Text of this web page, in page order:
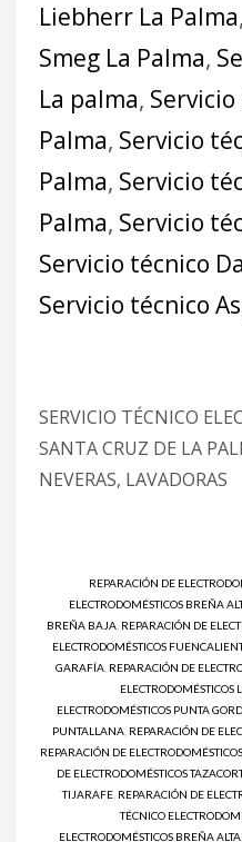
Liebherr La Palma,
Smeg La Palma,
La palma,
Palma, Servicio
Palma, Servicio
Palma, Servicio
Servicio técnico
Servicio técnico
SERVICIO TÉCNICO
SANTA CRUZ DE LA
NEVERAS, LAVADORAS
REPARACIÓN DE
ELECTRODOMÉSTICOS BREÑA
BREÑA BAJA REPARACIÓN DE
ELECTRODOMÉSTICOS
GARAFÍA REPARACIÓN DE
ELECTRODOMÉSTICOS
ELECTRODOMÉSTICOS PUNTA
PUNTALLANA REPARACIÓN DE
REPARACIÓN DE
DE ELECTRODOMÉSTICOS
TIJARAFE REPARACIÓN DE
TÉCNICO
ELECTRODOMÉSTICOS BREÑA ALTA